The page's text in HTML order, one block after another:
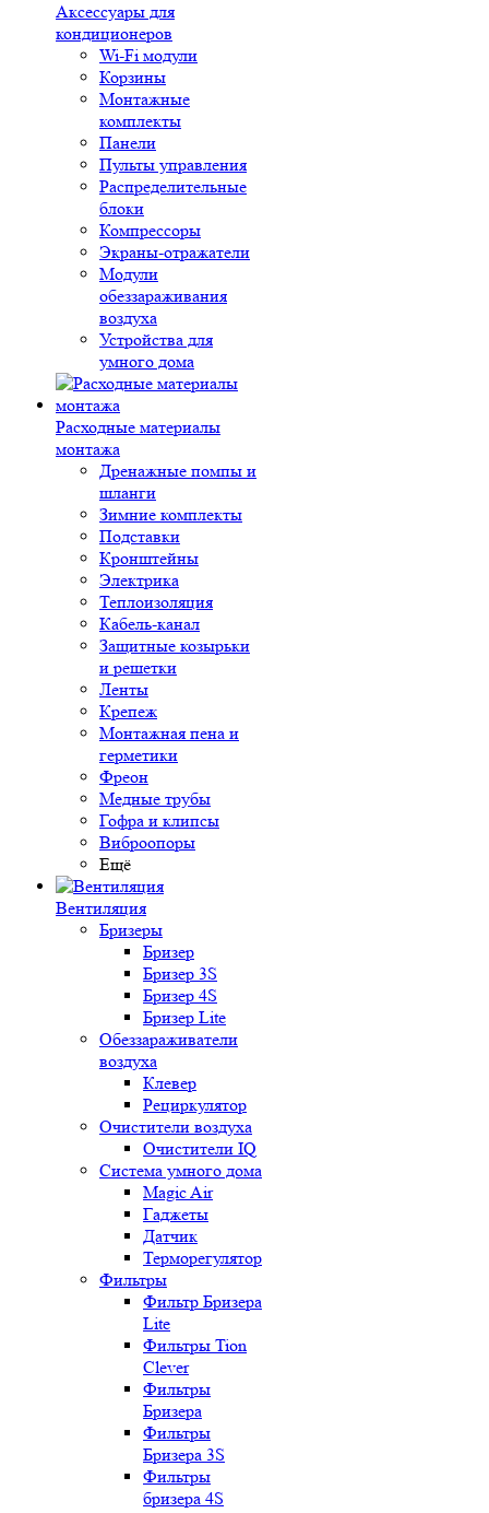
Аксессуары для
кондиционеров
Wi-Fi модули
Корзины
Монтажные
комплекты
Панели
Пульты управления
Распределительные
блоки
Компрессоры
Экраны-отражатели
Модули
обеззараживания
воздуха
Устройства для
умного дома
Расходные материалы
монтажа
Дренажные помпы и
шланги
Зимние комплекты
Подставки
Кронштейны
Электрика
Теплоизоляция
Кабель-канал
Защитные козырьки
и решетки
Ленты
Крепеж
Монтажная пена и
герметики
Фреон
Медные трубы
Гофра и клипсы
Виброопоры
Ещё
Вентиляция
Бризеры
Бризер
Бризер 3S
Бризер 4S
Бризер Lite
Обеззараживатели
воздуха
Клевер
Рециркулятор
Очистители воздуха
Очистители IQ
Система умного дома
Magic Air
Гаджеты
Датчик
Терморегулятор
Фильтры
Фильтр Бризера
Lite
Фильтры Tion
Clever
Фильтры
Бризера
Фильтры
Бризера 3S
Фильтры
бризера 4S